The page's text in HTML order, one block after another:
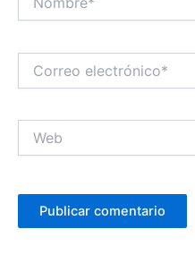
electrónico*